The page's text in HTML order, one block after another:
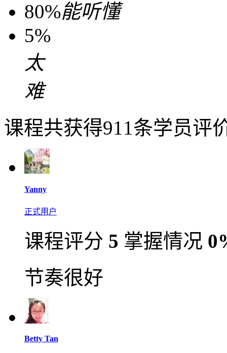
80%能听懂
5%
太
难
课程共获得911条学员评
Yanny
正式用户
课程评分 5 掌握情况
节奏很好
Betty Tan